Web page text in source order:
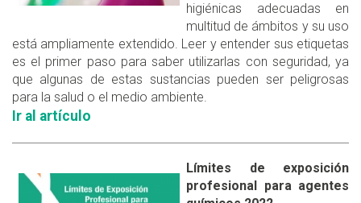
higiénicas adecuadas en
multitud de ámbitos y su uso
está ampliamente extendido. Leer y entender sus etiquetas
es el primer paso para saber utilizarlas con seguridad, ya
que algunas de estas sustancias pueden ser peligrosas
para la salud o el medio ambiente.
Ir al artículo
Límites de exposición
profesional para agentes